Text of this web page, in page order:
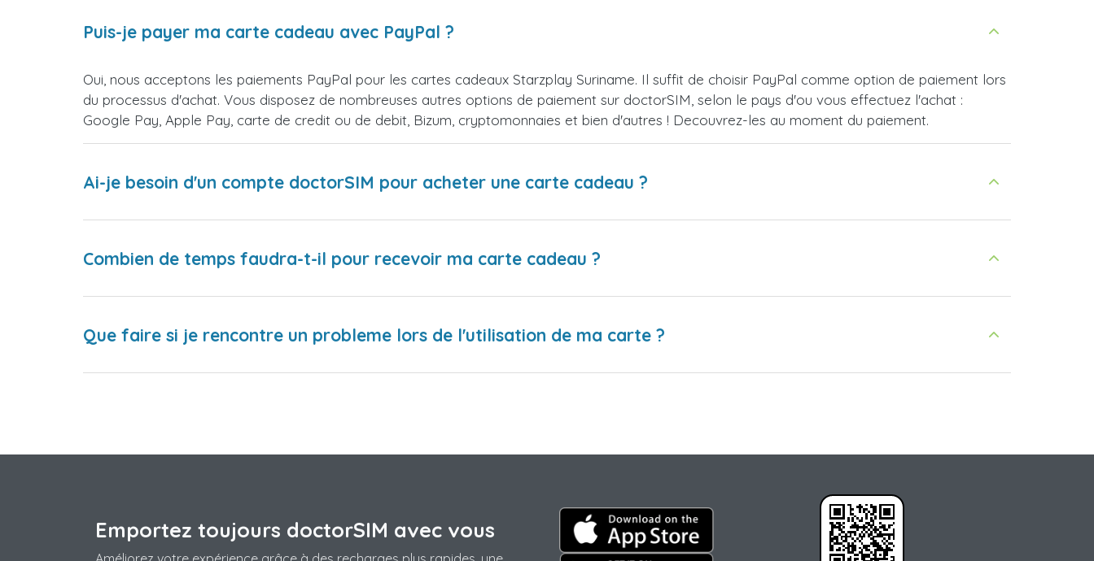
Puis-je payer ma carte cadeau avec PayPal ?
Oui, nous acceptons les paiements PayPal pour les cartes cadeaux Starzplay Suriname. Il suffit de choisir PayPal comme option de paiement lors
du processus d'achat. Vous disposez de nombreuses autres options de paiement sur doctorSIM, selon le pays d'ou vous effectuez l'achat :
Google Pay, Apple Pay, carte de credit ou de debit, Bizum, cryptomonnaies et bien d'autres ! Decouvrez-les au moment du paiement.
Ai-je besoin d'un compte doctorSIM pour acheter une carte cadeau ?
Combien de temps faudra-t-il pour recevoir ma carte cadeau ?
Que faire si je rencontre un probleme lors de l'utilisation de ma carte ?
Emportez toujours doctorSIM avec vous